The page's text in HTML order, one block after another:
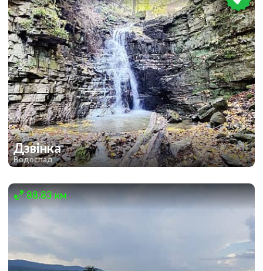
Дзвінка
Водоспад
1
88.83 км